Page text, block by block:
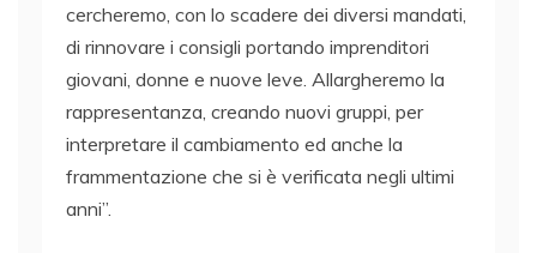
cercheremo, con lo scadere dei diversi mandati,
di rinnovare i consigli portando imprenditori
giovani, donne e nuove leve. Allargheremo la
rappresentanza, creando nuovi gruppi, per
interpretare il cambiamento ed anche la
frammentazione che si è verificata negli ultimi
anni”.